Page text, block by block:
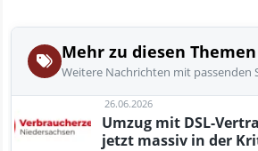
Mehr zu diesen Themen
Weitere Nachrichten mit passenden
26.06.2026
Umzug mit DSL-
jetzt massiv in der